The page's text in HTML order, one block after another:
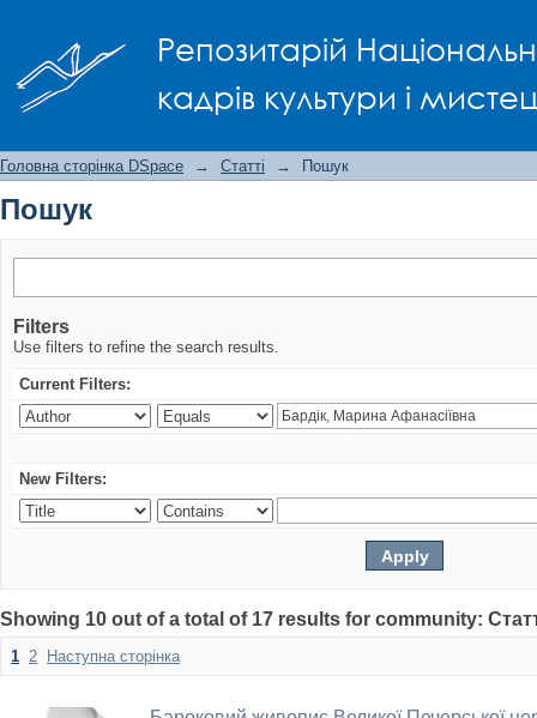
Репозитарій
кадрів культури і
Головна сторінка DSpace → Статті → Пошук
Пошук
Filters
Use filters to refine the search results.
Current Filters:
New Filters:
Showing 10 out of a total of 17 results for community:
1 2 Наступна сторінка